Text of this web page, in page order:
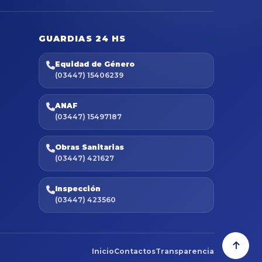
GUARDIAS 24 HS
Equidad de Género
(03447) 15406239
ANAF
(03447) 15497187
Obras Sanitarias
(03447) 421627
Inspección
(03447) 423560
InicioContactosTransparencia